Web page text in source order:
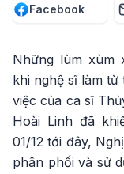
Facebook
Những lùm xùm
khi nghệ sĩ làm
việc của ca sĩ
Hoài Linh đã
01/12 tới đây,
phân phối và sử